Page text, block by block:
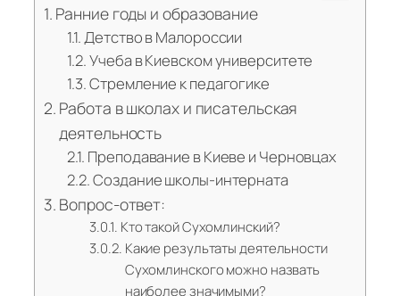
Ранние годы и образование
Детство в Малороссии
Учеба в Киевском университете
Стремление к педагогике
Работа в школах и писательская
деятельность
Преподавание в Киеве и Черновцах
Создание школы-интерната
Вопрос-ответ:
Кто такой Сухомлинский?
Какие результаты деятельности
Сухомлинского можно назвать
наиболее значимыми?